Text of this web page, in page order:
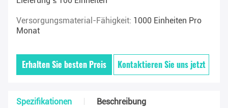
Versorgungsmaterial-Fähigkeit: 1000 Einheiten Pro
Monat
Erhalten Sie besten Preis Kontaktieren Sie uns jetzt
Spezifikationen Beschreibung